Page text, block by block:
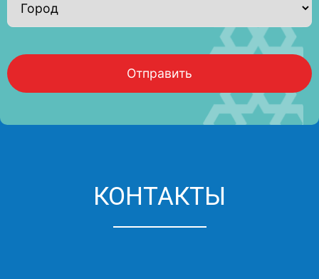
Отправить
КОНТАКТЫ